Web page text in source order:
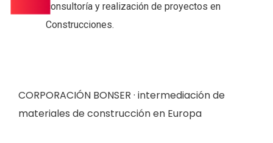
CORPORACIÓN BONSER · intermediación de
materiales de construcción en Europa